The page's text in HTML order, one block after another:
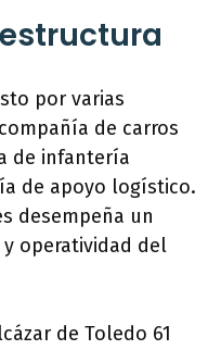
por varias
de carros
de infantería
de apoyo logístico.
desempeña un
operatividad del
de Toledo 61